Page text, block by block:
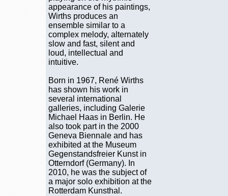
appearance of his paintings,
Wirths produces an
ensemble similar to a
complex melody, alternately
slow and fast, silent and
loud, intellectual and
intuitive.
Born in 1967, René Wirths
has shown his work in
several international
galleries, including Galerie
Michael Haas in Berlin. He
also took part in the 2000
Geneva Biennale and has
exhibited at the Museum
Gegenstandsfreier Kunst in
Otterndorf (Germany). In
2010, he was the subject of
a major solo exhibition at the
Rotterdam Kunsthal.